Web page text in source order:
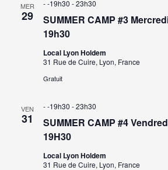
MER
29
SUMMER CAMP #3
19h30
- -19h30 -23h30
Local Lyon Holdem
31 Rue de Cuire, Lyon, France
Gratuit
VEN
31
SUMMER CAMP #4
19H30
- -19h30 -23h30
Local Lyon Holdem
31 Rue de Cuire, Lyon, France